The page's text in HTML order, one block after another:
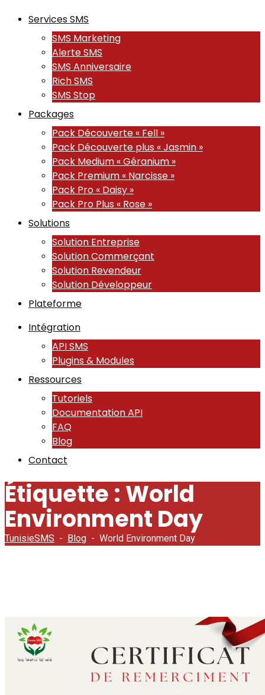
Services SMS
SMS Marketing
Alerte SMS
SMS Anniversaire
Rich SMS
SMS Stop
Packages
Pack Découverte « Fell »
Pack Découverte plus « Jasmin »
Pack Medium « Géranium »
Pack Premium « Narcisse »
Pack Pro « Daisy »
Pack Pro Plus « Rose »
Solutions
Solution Entreprise
Solution Commerçant
Solution Revendeur
Solution Développeur
Plateforme
Intégration
API SMS
Plugins & Modules
Ressources
Tutoriels
Documentation API
FAQ
Blog
Contact
Étiquette : World
Environment Day
TunisieSMS - Blog - World Environment Day